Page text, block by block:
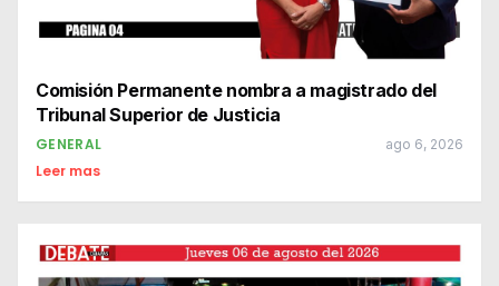
Comisión Permanente nombra a magistrado del
Tribunal Superior de Justicia
GENERAL ago 6, 2026
Leer mas